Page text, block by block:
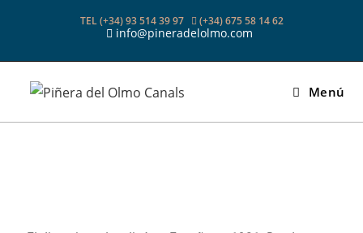
TEL (+34) 93 514 39 97 (+34) 675 58 14 62
info@pineradelolmo.com
Menú